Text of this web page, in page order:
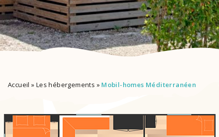
Accueil » Les hébergements » Mobil-homes Méditerranéen